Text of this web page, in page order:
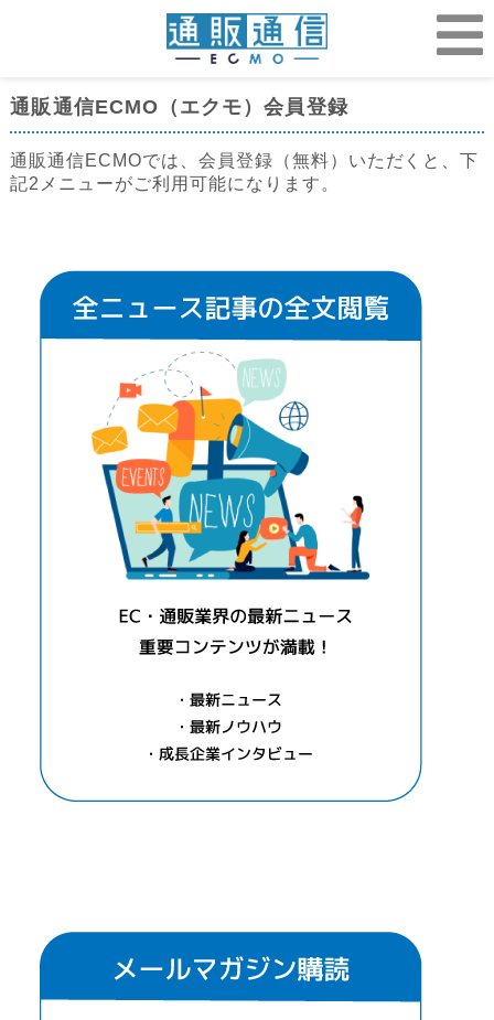
通販通信ECMO（エクモ）会員登録
通販通信ECMOでは、会員登録（無料）いただくと、下
記2メニューがご利用可能になります。